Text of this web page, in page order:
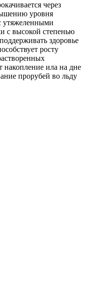
через
уровня
утяжеленными
с высокой степенью
здоровье
росту
накопление ила на дне
прорубей во льду